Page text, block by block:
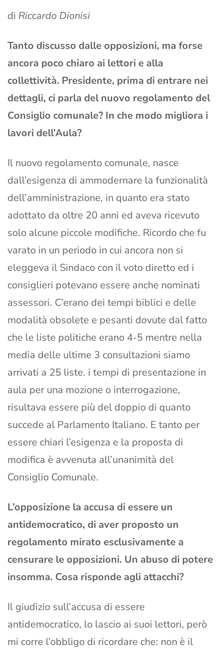
di Riccardo Dionisi
Tanto discusso dalle opposizioni, ma forse
ancora poco chiaro ai lettori e alla
collettività. Presidente, prima di entrare nei
dettagli, ci parla del nuovo regolamento del
Consiglio comunale? In che modo migliora i
lavori dell’Aula?
Il nuovo regolamento comunale, nasce
dall’esigenza di ammodernare la funzionalità
dell’amministrazione, in quanto era stato
adottato da oltre 20 anni ed aveva ricevuto
solo alcune piccole modifiche. Ricordo che fu
varato in un periodo in cui ancora non si
eleggeva il Sindaco con il voto diretto ed i
consiglieri potevano essere anche nominati
assessori. C’erano dei tempi biblici e delle
modalità obsolete e pesanti dovute dal fatto
che le liste politiche erano 4-5 mentre nella
media delle ultime 3 consultazioni siamo
arrivati a 25 liste. i tempi di presentazione in
aula per una mozione o interrogazione,
risultava essere più del doppio di quanto
succede al Parlamento Italiano. E tanto per
essere chiari l’esigenza e la proposta di
modifica è avvenuta all’unanimità del
Consiglio Comunale.
L’opposizione la accusa di essere un
antidemocratico, di aver proposto un
regolamento mirato esclusivamente a
censurare le opposizioni. Un abuso di potere
insomma. Cosa risponde agli attacchi?
Il giudizio sull’accusa di essere
antidemocratico, lo lascio ai suoi lettori, però
mi corre l’obbligo di ricordare che: non è il